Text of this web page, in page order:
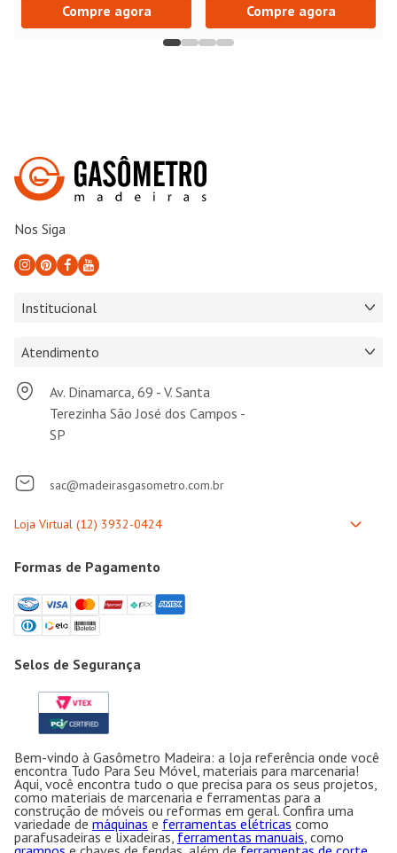
Compre agora Compre agora
Nos Siga
Institucional
Atendimento
Av. Dinamarca, 69 - V. Santa
Terezinha São José dos Campos -
SP
sac@madeirasgasometro.com.br
Formas de Pagamento
Selos de Segurança
Bem-vindo à Gasômetro Madeira: a loja referência onde você
encontra Tudo Para Seu Móvel, materiais para marcenaria!
Aqui, você encontra tudo o que precisa para os seus projetos,
como materiais de marcenaria e ferramentas para a
construção de móveis ou reformas em geral. Confira uma
variedade de máquinas e ferramentas elétricas como
parafusadeiras e lixadeiras, ferramentas manuais, como